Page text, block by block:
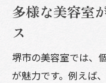
多様な美容室
ス
堺市の美容室では、
が魅力です。例えば